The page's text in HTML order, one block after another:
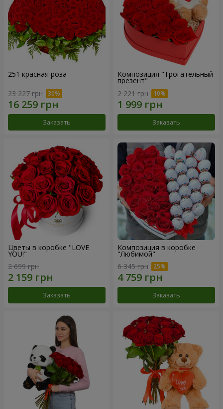
251 красная роза
23 227 грн
Заказать
Композиция "Трогательный
презент"
2 221 грн
Заказать
Цветы в коробке "LOVE
YOU!"
2 699 грн
Заказать
Композиция в коробке
"Любимой"
6 345 грн
Заказать